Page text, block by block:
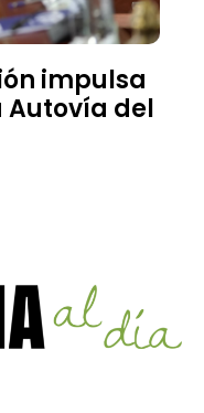
impulsa
Autovía del